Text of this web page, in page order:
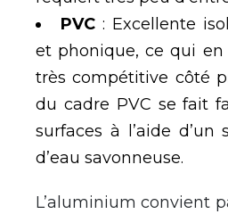
PVC : Excellente
et phonique, ce qui
très compétitive côté
du cadre PVC se fait
surfaces à l’aide
d’eau savonneuse.
L’aluminium convient